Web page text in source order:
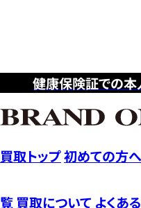
健康保険証での
買取トップ初めての方へ
覧 買取について よくあ